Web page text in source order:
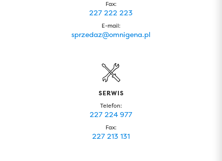
Fax:
227 222 223
E-mail:
sprzedaz@omnigena.pl
SERWIS
Telefon:
227 224 977
Fax:
227 213 131